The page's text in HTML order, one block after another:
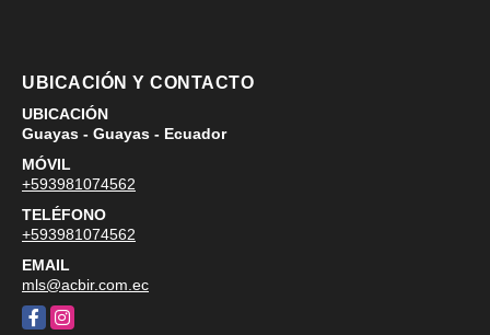
UBICACIÓN Y CONTACTO
UBICACIÓN
Guayas - Guayas - Ecuador
MÓVIL
+593981074562
TELÉFONO
+593981074562
EMAIL
mls@acbir.com.ec
FacebookInstagram